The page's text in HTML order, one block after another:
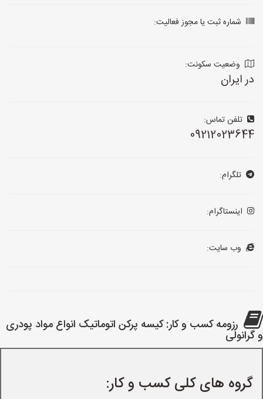
شماره ثبت یا مجوز فعالیت:
وضعیت سکونت:
در ایران
تلفن تماس:
09212023644
تلگرام:
اینستاگرام:
وب سایت:
رزومه کسب و کار: کیسه پرکن اتوماتیک انواع مواد پودری
و گرانولی
گروه های کلی کسب و کار: